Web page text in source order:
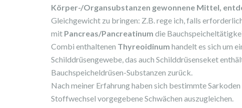
Körper-/Organsubstanzen gewonnene Mittel,
Gleichgewicht zu bringen: Z.B. rege ich, falls
mit Pancreas/Pancreatinum die
Combi enthaltenen Thyreoidinum handelt es sich um
Schilddrüsengewebe, das auch Schilddrüsenseket
Bauchspeicheldrüsen-Substanzen zurück.
Nach meiner Erfahrung haben sich bestimmte
Stoffwechsel vorgegebene Schwächen auszugleichen.